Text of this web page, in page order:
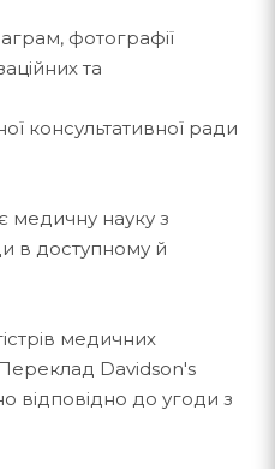
фотографії
та
консультативної ради
медичну науку з
в доступному й
медичних
Переклад Davidson's
відповідно до угоди з